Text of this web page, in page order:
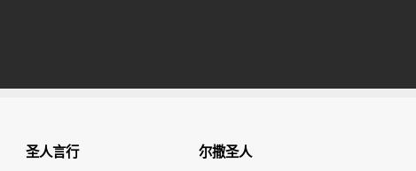
圣人言行 尔撒圣人